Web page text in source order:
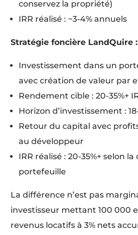
conservez la propriété)
IRR réalisé : ~3-4% annuels
Stratégie foncière LandQuire :
Investissement dans un
avec création de valeur par
Rendement cible : 20-35%+
Horizon d’investissement :
Retour du capital avec
au développeur
IRR réalisé : 20-35%+ selon
portefeuille
La différence n’est pas
investisseur mettant 100 000
revenus locatifs à 3% nets